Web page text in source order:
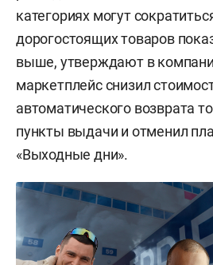
категориях могут
дорогостоящих товаров
выше, утверждают в
маркетплейс снизил
автоматического возврата
пункты выдачи и отменил
«Выходные дни».